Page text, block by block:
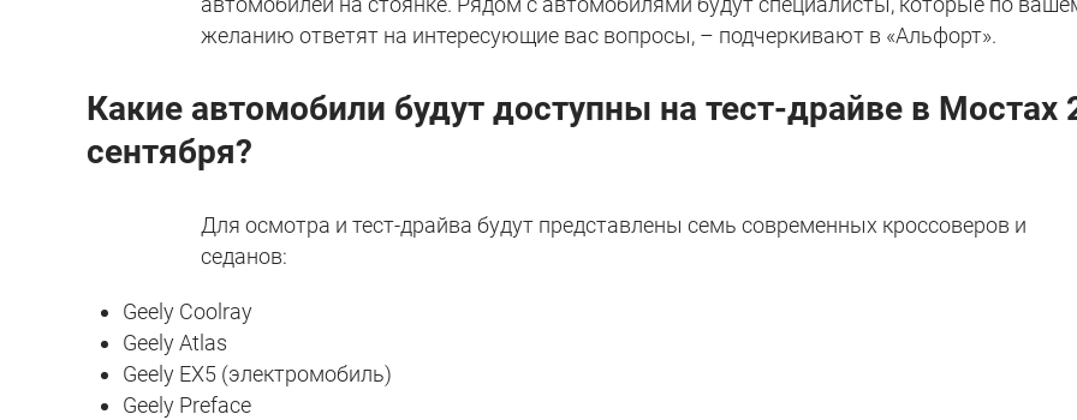
желанию ответят на интересующие вас вопросы, – подчеркивают в «Альфорт».
Какие автомобили будут доступны на тест-драйве в Мостах
сентября?
Для осмотра и тест-драйва будут представлены семь современных кроссоверов и
седанов:
Geely Coolray
Geely Atlas
Geely EX5 (электромобиль)
Geely Preface